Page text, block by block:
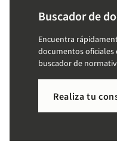
Buscador de
Encuentra
documentos oficiales
buscador de
Realiza tu